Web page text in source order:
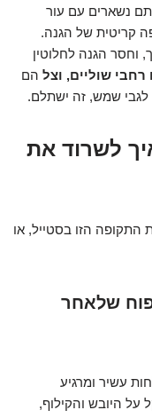
נשארים עם עור
קריטית של הגנה.
וחסר הגנה לחלוטין
רחבי שוליים, וצל הם
לגבי שמש, זה ישתלם.
לשרוד את
התקופה הזו בסטייל, או
שלאחר
עשיר ומרגיע
על היובש והקילוף,